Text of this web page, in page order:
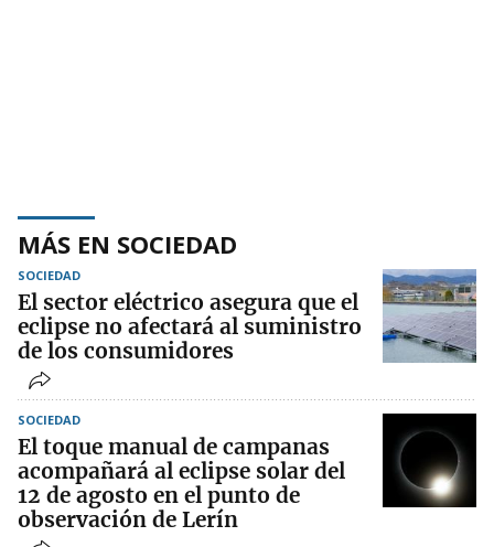
MÁS EN SOCIEDAD
SOCIEDAD
El sector eléctrico asegura que el
eclipse no afectará al suministro
de los consumidores
SOCIEDAD
El toque manual de campanas
acompañará al eclipse solar del
12 de agosto en el punto de
observación de Lerín